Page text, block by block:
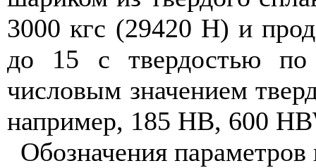
3000 кгс (29420 Н) и
до 15 с твердостью по
числовым значением
например, 185 HB, 600
Обозначения